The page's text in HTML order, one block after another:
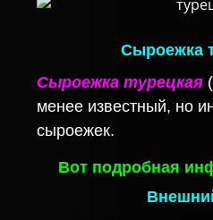
Сыроежка
Сыроежка турецкая
менее известный, но
сыроежек.
Вот подробная